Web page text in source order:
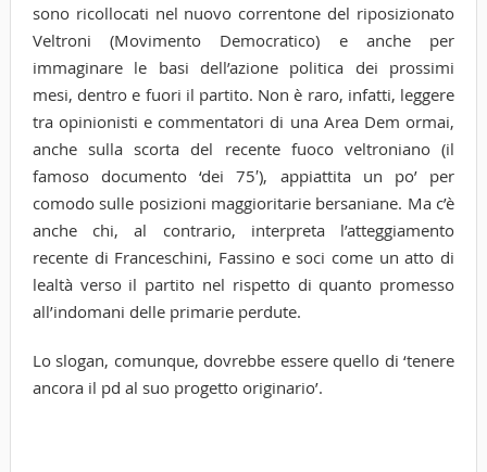
sono ricollocati nel nuovo correntone del riposizionato
Veltroni (Movimento Democratico) e anche per
immaginare le basi dell’azione politica dei prossimi
mesi, dentro e fuori il partito. Non è raro, infatti, leggere
tra opinionisti e commentatori di una Area Dem ormai,
anche sulla scorta del recente fuoco veltroniano (il
famoso documento ‘dei 75′), appiattita un po’ per
comodo sulle posizioni maggioritarie bersaniane. Ma c’è
anche chi, al contrario, interpreta l’atteggiamento
recente di Franceschini, Fassino e soci come un atto di
lealtà verso il partito nel rispetto di quanto promesso
all’indomani delle primarie perdute.
Lo slogan, comunque, dovrebbe essere quello di ‘tenere
ancora il pd al suo progetto originario’.